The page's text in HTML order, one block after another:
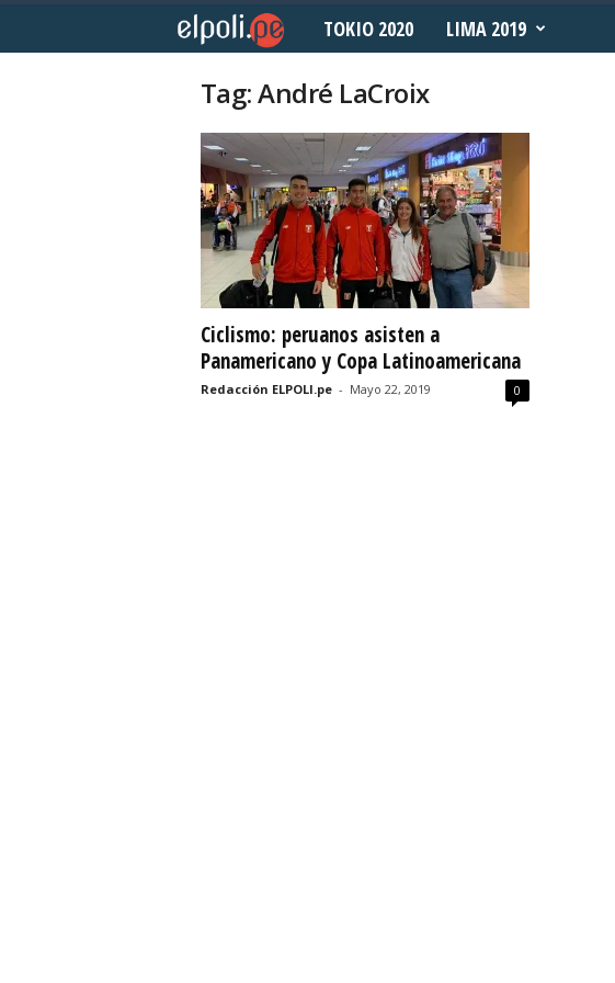
o
l
i
e
TOKIO 2020 LIMA 2019
Tag: André LaCroix
Ciclismo: peruanos asisten a
Panamericano y Copa Latinoamericana
Redacción ELPOLI.pe - Mayo 22, 2019 0